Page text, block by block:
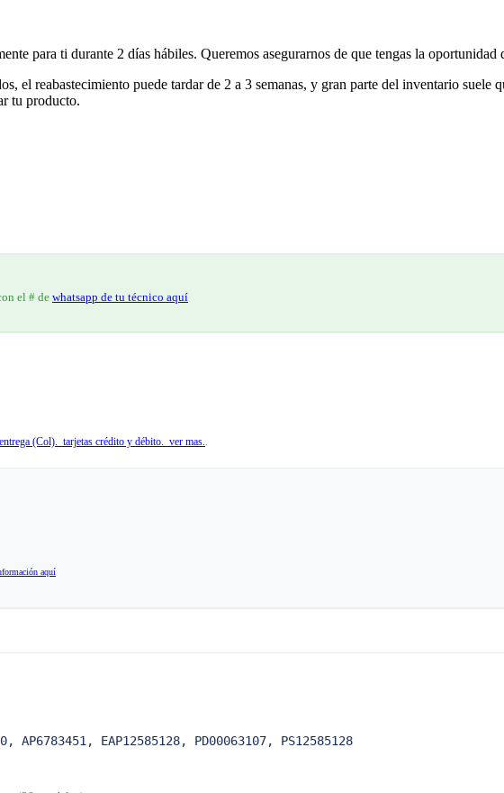
para ti durante 2 días hábiles. Queremos asegurarnos de que tengas la oportunidad
el reabastecimiento puede tardar de 2 a 3 semanas, y gran parte del inventario
tu producto.
el # de whatsapp de tu técnico aquí
(Col). tarjetas crédito y débito. ver mas..
aquí
AP6783451, EAP12585128, PD00063107, PS12585128